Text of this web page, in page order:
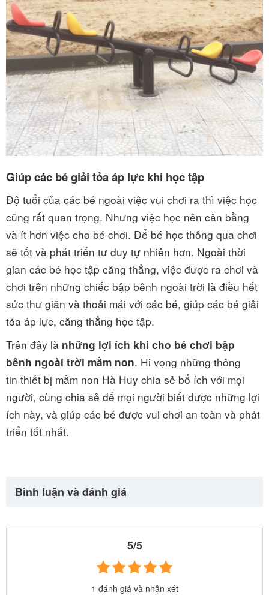
Giúp các bé giải tỏa áp lực khi học tập
Độ tuổi của các bé ngoài việc vui chơi ra thì việc học
cũng rất quan trọng. Nhưng việc học nên cân bằng
và ít hơn việc cho bé chơi. Để bé học thông qua chơi
sẽ tốt và phát triển tư duy tự nhiên hơn. Ngoài thời
gian các bé học tập căng thẳng, việc được ra chơi và
chơi trên những chiếc bập bênh ngoài trời là điều hết
sức thư giãn và thoải mái với các bé, giúp các bé giải
tỏa áp lực, căng thẳng học tập.
Trên đây là những lợi ích khi cho bé chơi bập
bênh ngoài trời mầm non. Hi vọng những thông
tin thiết bị mầm non Hà Huy chia sẻ bổ ích với mọi
người, cùng chia sẻ để mọi người biết được những lợi
ích này, và giúp các bé được vui chơi an toàn và phát
triển tốt nhất.
Bình luận và đánh giá
5/5
1 đánh giá và nhận xét